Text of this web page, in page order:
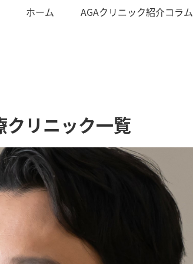
ホーム AGAクリニック紹介コラム
クリニック一覧